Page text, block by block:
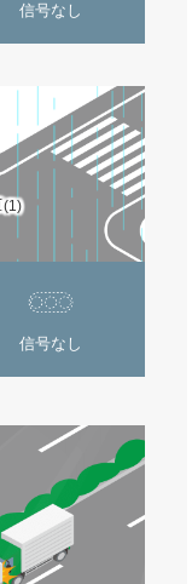
信号なし
(1)
信号なし